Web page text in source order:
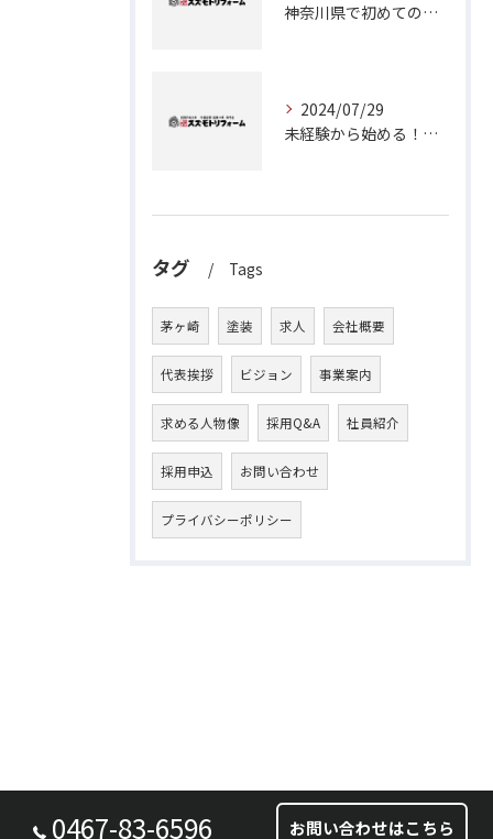
神奈川県で初めての外壁塗装に挑戦！成功のためのステップガイド
2024/07/29
未経験から始める！茅ヶ崎で塗装職人としてのキャリアアップ
タグ Tags
茅ヶ崎 塗装 求人 会社概要
代表挨拶 ビジョン 事業案内
求める人物像 採用Q&A 社員紹介
採用申込 お問い合わせ
プライバシーポリシー
0467-83-6596 お問い合わせはこちら